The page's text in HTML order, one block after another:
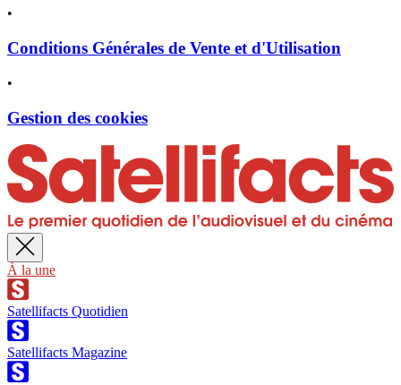
•
Conditions Générales de Vente et d'Utilisation
•
Gestion des cookies
À la une
Satellifacts Quotidien
Satellifacts Magazine